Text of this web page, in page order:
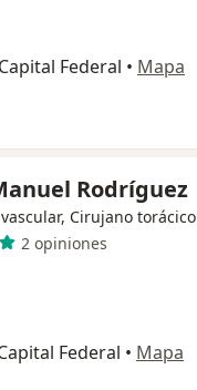
Federal • Mapa
Rodríguez
Cirujano torácico
2 opiniones
Federal • Mapa